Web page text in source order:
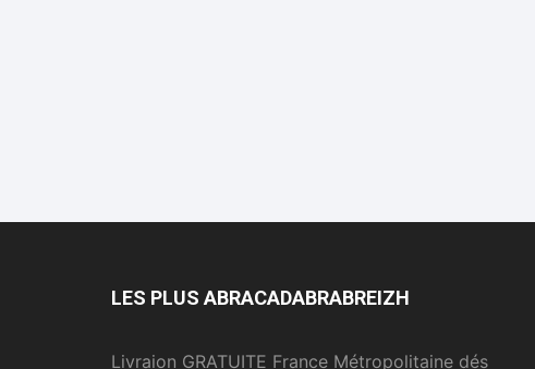
LES PLUS ABRACADABRABREIZH
Livraion GRATUITE France Métropolitaine dés